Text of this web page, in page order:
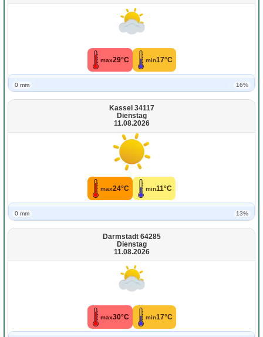
max29°C min17°C
0 mm 16%
Kassel 34117
Dienstag
11.08.2026
max24°C min11°C
0 mm 13%
Darmstadt 64285
Dienstag
11.08.2026
max30°C min17°C